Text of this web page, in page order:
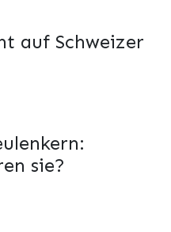
auf Schweizer
sie?